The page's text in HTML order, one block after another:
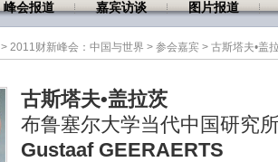
峰会报道 嘉宾访谈 图片报道
> 2011财新峰会：中国与世界 > 参会嘉宾 > 古斯塔夫•盖
古斯塔夫•盖拉茨
布鲁塞尔大学当代中国研究
Gustaaf GEERAERTS